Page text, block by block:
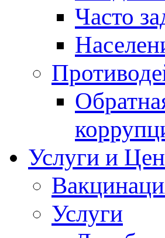
Часто
Услуги и
Услуги